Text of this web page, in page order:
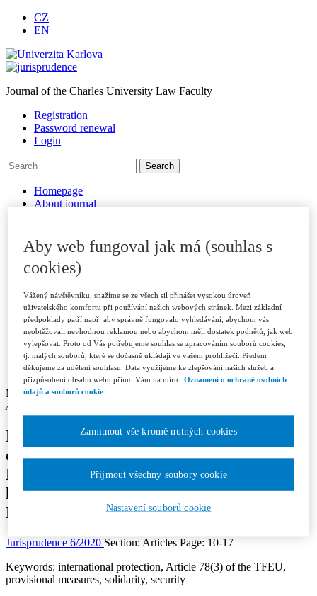
CZ
EN
Journal of the Charles University Law Faculty
Registration
Password renewal
Login
Homepage
About journal
Submitting Papers
Publication Criteria
Sections
Examples of Citations
Peer Review Process
Code of Ethics
Contacts
Licence and Royalty Terms and Conditions
Editorial board
Contacts
Subscription
Markéta Křižáková
Author’s affiliation: Faculty of Law, Charles University in Prague
Provisional measures under Article 78(3)
of the Treaty on the Functioning of the
European Union in the light of the case-
law of the Court of Justice of the
European Union
Jurisprudence 6/2020 Section: Articles Page: 10-17
Keywords: international protection, Article 78(3) of the TFEU,
provisional measures, solidarity, security
Aby web fungoval jak má (souhlas s
cookies)
Vážený návštěvníku, snažíme se ze všech sil přinášet vysokou úroveň
uživatelského komfortu při používání našich webových stránek. Mezi základní
předpoklady patří např. aby správně fungovalo vyhledávání, abychom vás
neobtěžovali nevhodnou reklamou nebo abychom měli dostatek podnětů, jak web
vylepšovat. Proto od Vás potřebujeme souhlas se zpracováním souborů cookies,
tj. malých souborů, které se dočasně ukládají ve vašem prohlížeči. Předem
děkujeme za udělení souhlasu. Data využijeme ke zlepšování našich služeb a
přizpůsobení obsahu webu přímo Vám na míru.
Oznámení o ochraně osobních
údajů a souborů cookie
Nastavení souborů cookie
Zamítnout vše kromě nutných cookies
Přijmout všechny soubory cookie